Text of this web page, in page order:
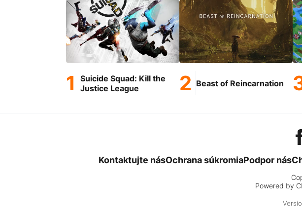
Suicide Squad: Kill the
Justice League
Beast of Reincarnation
Kontaktujte násOchrana súkromiaPodpor nás
Powered by